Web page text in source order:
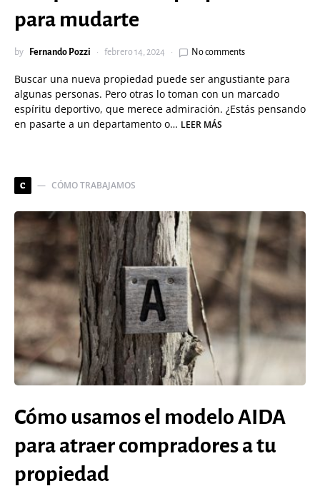
para mudarte
by Fernando Pozzi febrero 14, 2024 No comments
Buscar una nueva propiedad puede ser angustiante para
algunas personas. Pero otras lo toman con un marcado
espíritu deportivo, que merece admiración. ¿Estás pensando
en pasarte a un departamento o… LEER MÁS
C CÓMO TRABAJAMOS
Cómo usamos el modelo AIDA
para atraer compradores a tu
propiedad